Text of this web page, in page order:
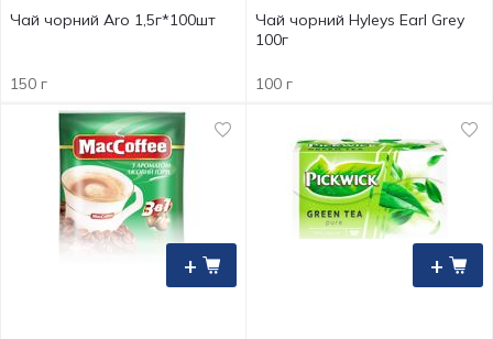
Чай чорний Aro 1,5г*100шт
150 г
Чай чорний Hyleys Earl Grey
100г
100 г
+ +